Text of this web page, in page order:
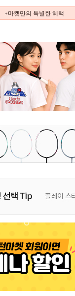
+마켓만의 특별한 혜택